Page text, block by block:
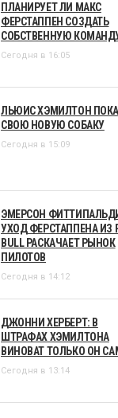
ПЛАНИРУЕТ ЛИ МАКС
ФЕРСТАППЕН СОЗДАТЬ
СОБСТВЕННУЮ
Сегодня в 16:05
ЛЬЮИС ХЭМИЛТОН
СВОЮ НОВУЮ СОБАКУ
Сегодня в 15:09
ЭМЕРСОН
УХОД ФЕРСТАППЕНА ИЗ
BULL РАСКАЧАЕТ РЫНОК
ПИЛОТОВ
Сегодня в 14:12
ДЖОННИ ХЕРБЕРТ: В
ШТРАФАХ ХЭМИЛТОНА
ВИНОВАТ ТОЛЬКО ОН
Сегодня в 13:14